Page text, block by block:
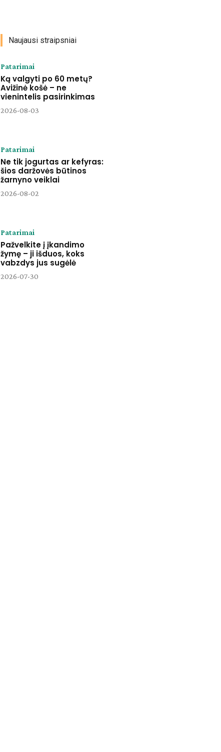
Naujausi straipsniai
Patarimai
Ką valgyti po 60 metų?
Avižinė košė – ne
vienintelis pasirinkimas
2026-08-03
Patarimai
Ne tik jogurtas ar kefyras:
šios daržovės būtinos
žarnyno veiklai
2026-08-02
Patarimai
Pažvelkite į įkandimo
žymę – ji išduos, koks
vabzdys jus sugėlė
2026-07-30